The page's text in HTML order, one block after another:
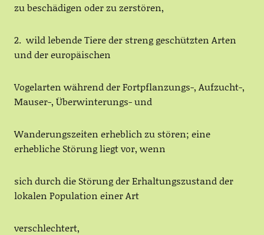
zu beschädigen oder zu zerstören,
2. wild lebende Tiere der streng geschützten Arten
und der europäischen
Vogelarten während der Fortpflanzungs-, Aufzucht-,
Mauser-, Überwinterungs- und
Wanderungszeiten erheblich zu stören; eine
erhebliche Störung liegt vor, wenn
sich durch die Störung der Erhaltungszustand der
lokalen Population einer Art
verschlechtert,